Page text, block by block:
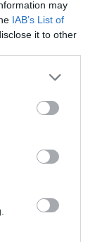
may
IAB’s List of
it to other
more Google
may click to
party tags to
below Google